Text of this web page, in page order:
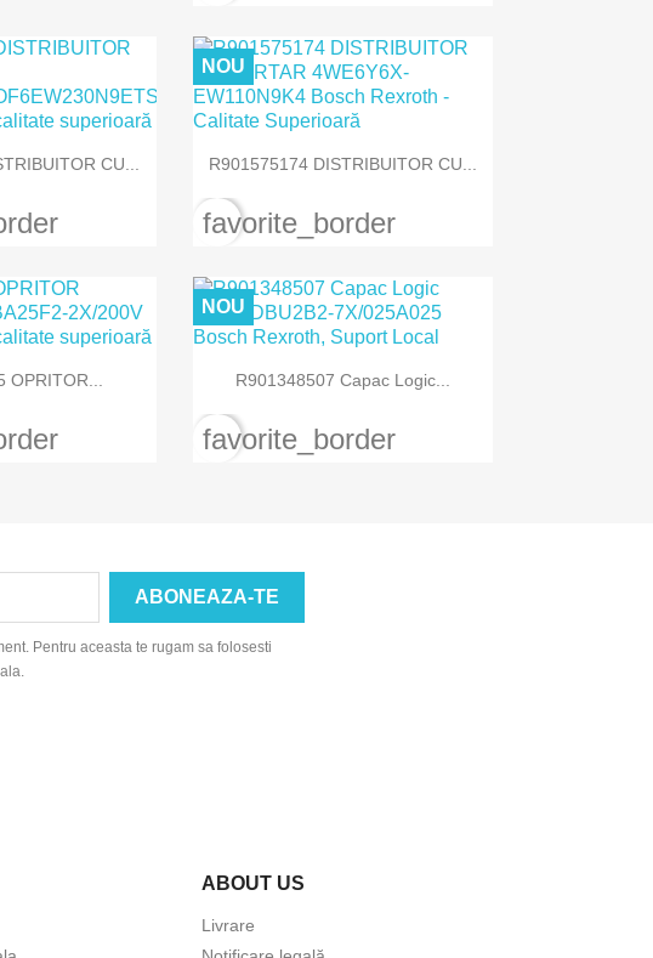
rapidaCU...  Vizualizare rapida
R901575174 DISTRIBUITOR CU...
NOU
favorite_border
rapida
OPRITOR...  Vizualizare rapida
R901348507 Capac Logic...
NOU
favorite_border
Pentru aceasta te rugam sa folosesti
ABOUT US
Livrare